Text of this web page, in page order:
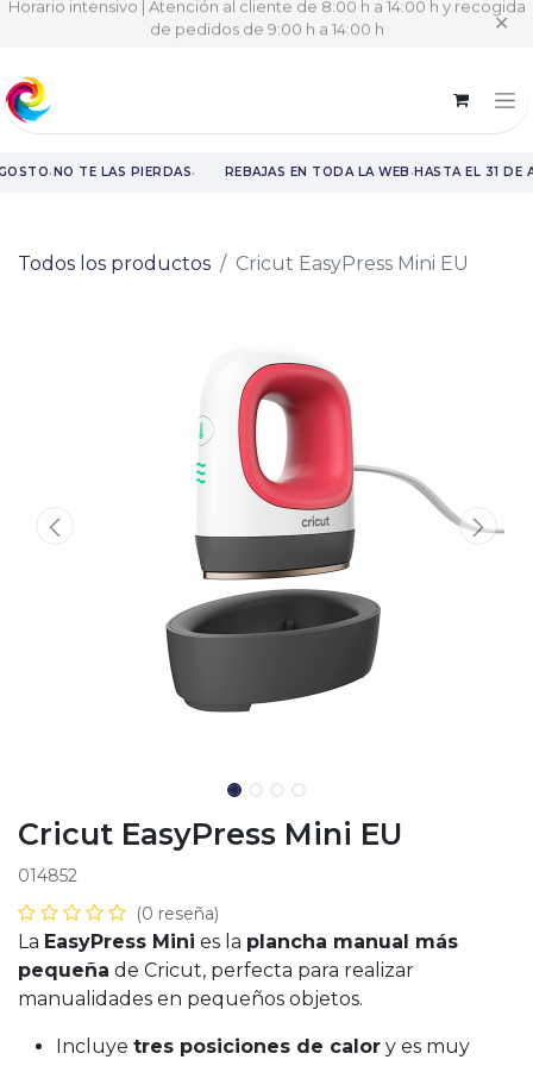
Horario intensivo | Atención al cliente de 8:00 h a 14:00 h y recogida
de pedidos de 9:00 h a 14:00 h ✕
·NO TE LAS PIERDAS· REBAJAS EN TODA LA WEB· HASTA EL 31 DE
Todos los productos Cricut EasyPress Mini EU
Cricut EasyPress Mini EU
014852
(0 reseña)
La EasyPress Mini es la plancha manual más
pequeña de Cricut, perfecta para realizar
manualidades en pequeños objetos.
Incluye tres posiciones de calor y es muy